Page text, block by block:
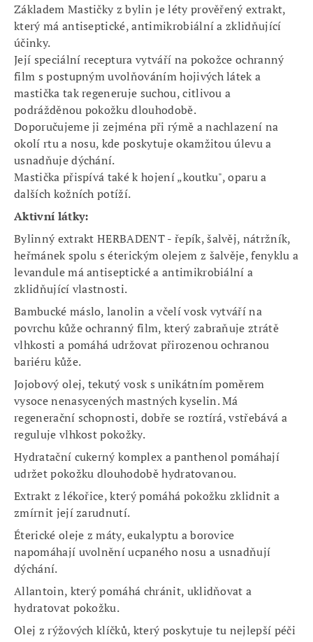
Základem Mastičky z bylin je léty prověřený extrakt,
který má antiseptické, antimikrobiální a zklidňující
účinky.
Její speciální receptura vytváří na pokožce ochranný
film s postupným uvolňováním hojivých látek a
mastička tak regeneruje suchou, citlivou a
podrážděnou pokožku dlouhodobě.
Doporučujeme ji zejména při rýmě a nachlazení na
okolí rtu a nosu, kde poskytuje okamžitou úlevu a
usnadňuje dýchání.
Mastička přispívá také k hojení „koutku", oparu a
dalších kožních potíží.
Aktivní látky:
Bylinný extrakt HERBADENT - řepík, šalvěj, nátržník,
heřmánek spolu s éterickým olejem z šalvěje, fenyklu a
levandule má antiseptické a antimikrobiální a
zklidňující vlastnosti.
Bambucké máslo, lanolin a včelí vosk vytváří na
povrchu kůže ochranný film, který zabraňuje ztrátě
vlhkosti a pomáhá udržovat přirozenou ochranou
bariéru kůže.
Jojobový olej, tekutý vosk s unikátním poměrem
vysoce nenasycených mastných kyselin. Má
regenerační schopnosti, dobře se roztírá, vstřebává a
reguluje vlhkost pokožky.
Hydratační cukerný komplex a panthenol pomáhají
udržet pokožku dlouhodobě hydratovanou.
Extrakt z lékořice, který pomáhá pokožku zklidnit a
zmírnit její zarudnutí.
Éterické oleje z máty, eukalyptu a borovice
napomáhají uvolnění ucpaného nosu a usnadňují
dýchání.
Allantoin, který pomáhá chránit, uklidňovat a
hydratovat pokožku.
Olej z rýžových klíčků, který poskytuje tu nejlepší péči